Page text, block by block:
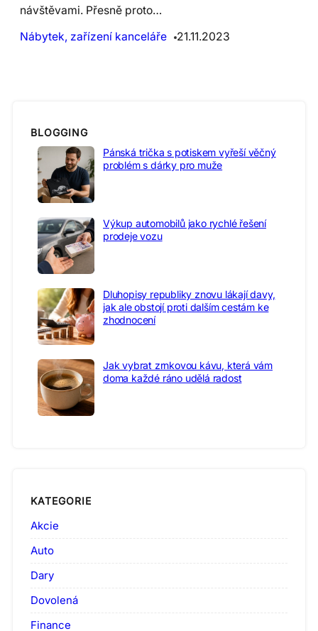
návštěvami. Přesně proto…
Nábytek, zařízení kanceláře
21.11.2023
BLOGGING
Pánská trička s potiskem vyřeší věčný
problém s dárky pro muže
Výkup automobilů jako rychlé řešení
prodeje vozu
Dluhopisy republiky znovu lákají davy,
jak ale obstojí proti dalším cestám ke
zhodnocení
Jak vybrat zrnkovou kávu, která vám
doma každé ráno udělá radost
KATEGORIE
Akcie
Auto
Dary
Dovolená
Finance